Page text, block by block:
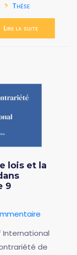
Thèse
Lire la suite
lois et la
9
International
de